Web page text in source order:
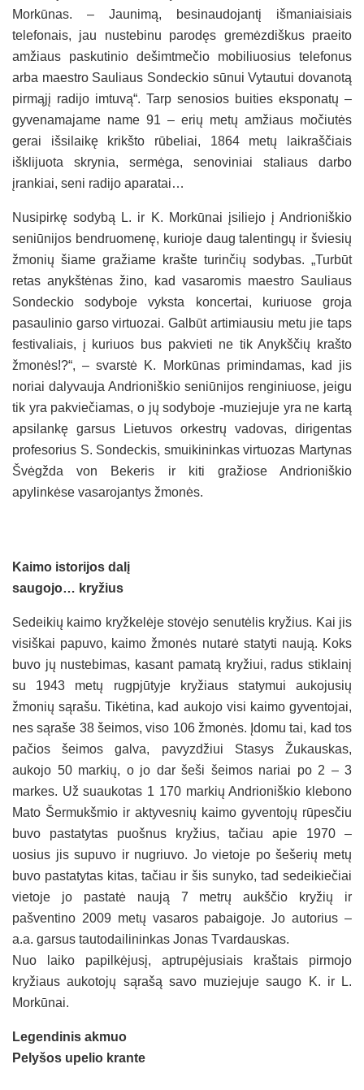
Morkūnas. – Jaunimą, besinaudojantį išmaniaisiais
telefonais, jau nustebinu parodęs gremėzdiškus praeito
amžiaus paskutinio dešimtmečio mobiliuosius telefonus
arba maestro Sauliaus Sondeckio sūnui Vytautui dovanotą
pirmąjį radijo imtuvą“. Tarp senosios buities eksponatų –
gyvenamajame name 91 – erių metų amžiaus močiutės
gerai išsilaikę krikšto rūbeliai, 1864 metų laikraščiais
išklijuota skrynia, sermėga, senoviniai staliaus darbo
įrankiai, seni radijo aparatai…
Nusipirkę sodybą L. ir K. Morkūnai įsiliejo į Andrioniškio
seniūnijos bendruomenę, kurioje daug talentingų ir šviesių
žmonių šiame gražiame krašte turinčių sodybas. „Turbūt
retas anykštėnas žino, kad vasaromis maestro Sauliaus
Sondeckio sodyboje vyksta koncertai, kuriuose groja
pasaulinio garso virtuozai. Galbūt artimiausiu metu jie taps
festivaliais, į kuriuos bus pakvieti ne tik Anykščių krašto
žmonės!?“, – svarstė K. Morkūnas primindamas, kad jis
noriai dalyvauja Andrioniškio seniūnijos renginiuose, jeigu
tik yra pakviečiamas, o jų sodyboje -muziejuje yra ne kartą
apsilankę garsus Lietuvos orkestrų vadovas, dirigentas
profesorius S. Sondeckis, smuikininkas virtuozas Martynas
Švėgžda von Bekeris ir kiti gražiose Andrioniškio
apylinkėse vasarojantys žmonės.
Kaimo istorijos dalį
saugojo… kryžius
Sedeikių kaimo kryžkelėje stovėjo senutėlis kryžius. Kai jis
visiškai papuvo, kaimo žmonės nutarė statyti naują. Koks
buvo jų nustebimas, kasant pamatą kryžiui, radus stiklainį
su 1943 metų rugpjūtyje kryžiaus statymui aukojusių
žmonių sąrašu. Tikėtina, kad aukojo visi kaimo gyventojai,
nes sąraše 38 šeimos, viso 106 žmonės. Įdomu tai, kad tos
pačios šeimos galva, pavyzdžiui Stasys Žukauskas,
aukojo 50 markių, o jo dar šeši šeimos nariai po 2 – 3
markes. Už suaukotas 1 170 markių Andrioniškio klebono
Mato Šermukšmio ir aktyvesnių kaimo gyventojų rūpesčiu
buvo pastatytas puošnus kryžius, tačiau apie 1970 –
uosius jis supuvo ir nugriuvo. Jo vietoje po šešerių metų
buvo pastatytas kitas, tačiau ir šis sunyko, tad sedeikiečiai
vietoje jo pastatė naują 7 metrų aukščio kryžių ir
pašventino 2009 metų vasaros pabaigoje. Jo autorius –
a.a. garsus tautodailininkas Jonas Tvardauskas.
Nuo laiko papilkėjusį, aptrupėjusiais kraštais pirmojo
kryžiaus aukotojų sąrašą savo muziejuje saugo K. ir L.
Morkūnai.
Legendinis akmuo
Pelyšos upelio krante